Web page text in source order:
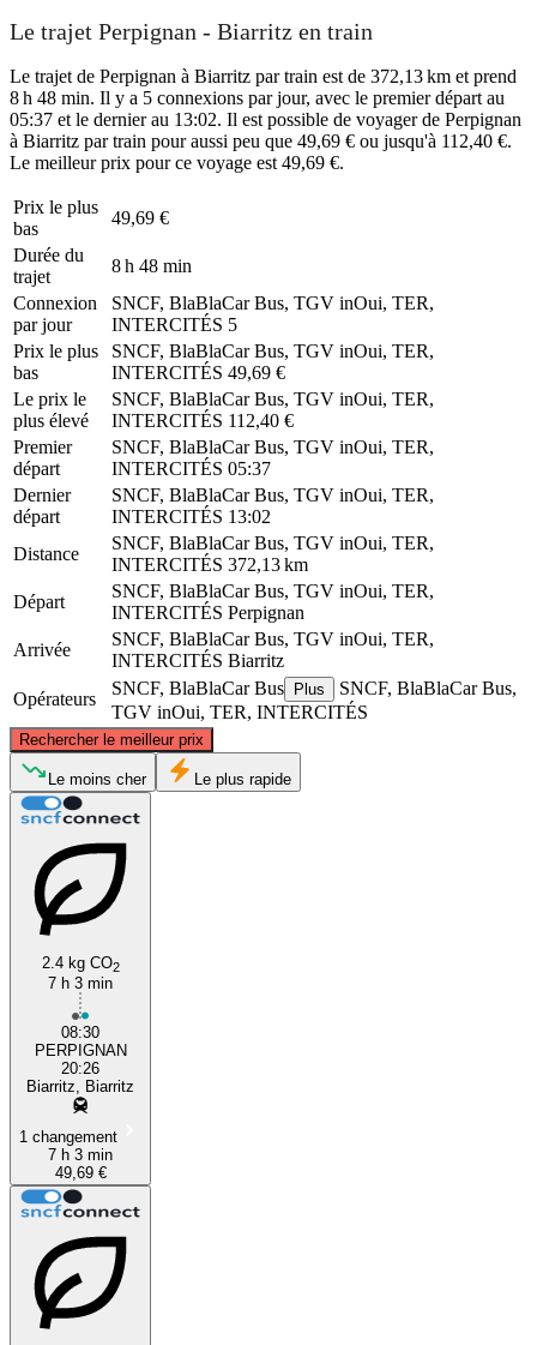
Le trajet Perpignan - Biarritz en train
Le trajet de Perpignan à Biarritz par train est de 372,13 km et prend
8 h 48 min. Il y a 5 connexions par jour, avec le premier départ au
05:37 et le dernier au 13:02. Il est possible de voyager de Perpignan
à Biarritz par train pour aussi peu que 49,69 € ou jusqu'à 112,40 €.
Le meilleur prix pour ce voyage est 49,69 €.
Prix ​​le plus
bas
49,69 €
Durée du
trajet
8 h 48 min
Connexion
par jour
SNCF, BlaBlaCar Bus, TGV inOui, TER,
INTERCITÉS 5
Prix ​​le plus
bas
SNCF, BlaBlaCar Bus, TGV inOui, TER,
INTERCITÉS 49,69 €
Le prix le
plus élevé
SNCF, BlaBlaCar Bus, TGV inOui, TER,
INTERCITÉS 112,40 €
Premier
départ
SNCF, BlaBlaCar Bus, TGV inOui, TER,
INTERCITÉS 05:37
Dernier
départ
SNCF, BlaBlaCar Bus, TGV inOui, TER,
INTERCITÉS 13:02
Distance
SNCF, BlaBlaCar Bus, TGV inOui, TER,
INTERCITÉS 372,13 km
Départ
SNCF, BlaBlaCar Bus, TGV inOui, TER,
INTERCITÉS Perpignan
Arrivée
SNCF, BlaBlaCar Bus, TGV inOui, TER,
INTERCITÉS Biarritz
Opérateurs
SNCF, BlaBlaCar Bus Plus
SNCF, BlaBlaCar Bus,
TGV inOui, TER, INTERCITÉS
Rechercher le meilleur prix
Biarritz
©CARTO, ©OpenStreetMap
Le moins cher Le plus rapide
2.4 kg CO2
7 h 3 min
08:30
PERPIGNAN
20:26
Biarritz, Biarritz
1 changement
7 h 3 min
49,69 €